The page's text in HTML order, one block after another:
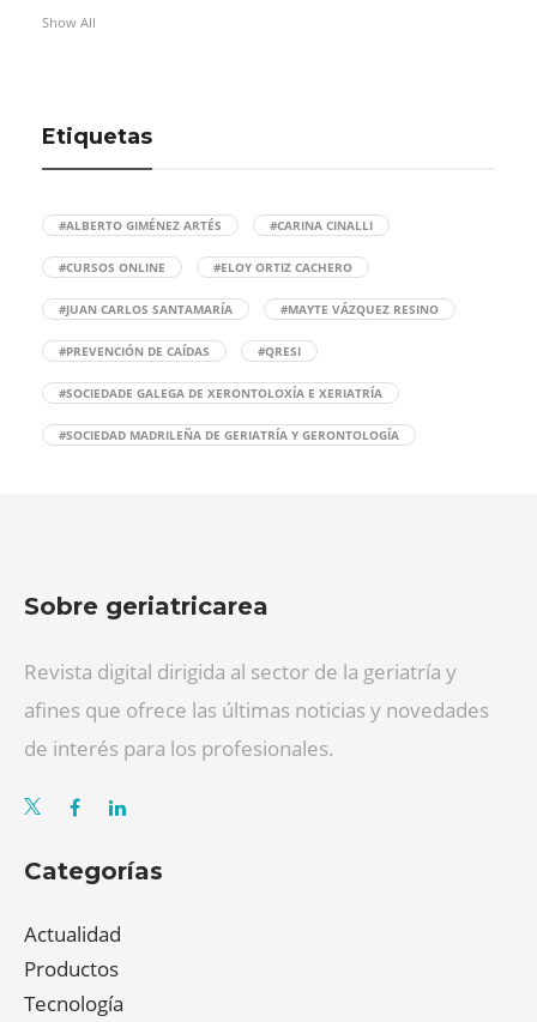
Show All
Etiquetas
#ALBERTO GIMÉNEZ ARTÉS #CARINA CINALLI
#CURSOS ONLINE #ELOY ORTIZ CACHERO
#JUAN CARLOS SANTAMARÍA #MAYTE VÁZQUEZ RESINO
#PREVENCIÓN DE CAÍDAS #QRESI
#SOCIEDADE GALEGA DE XERONTOLOXÍA E XERIATRÍA
#SOCIEDAD MADRILEÑA DE GERIATRÍA Y GERONTOLOGÍA
Sobre geriatricarea
Revista digital dirigida al sector de la geriatría y
afines que ofrece las últimas noticias y novedades
de interés para los profesionales.
Categorías
Actualidad
Productos
Tecnología